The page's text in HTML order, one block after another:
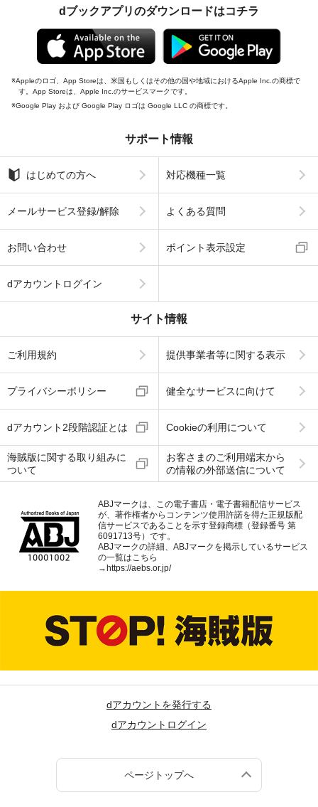
dブックアプリのダウンロードはコチラ
Appleのロゴ、App Storeは、米国もしくはその他の国や地域におけるApple Inc.の商標で
す。App Storeは、Apple Inc.のサービスマークです。
Google Play および Google Play ロゴは Google LLC の商標です。
サポート情報
はじめての方へ 対応機種一覧
メールサービス登録/解除 よくある質問
お問い合わせ ポイント表示設定
dアカウントログイン
サイト情報
ご利用規約 提供事業者等に関する表示
プライバシーポリシー 健全なサービスに向けて
dアカウント2段階認証とは Cookieの利用について
海賊版に関する取り組みに
ついて
お客さまのご利用端末から
の情報の外部送信について
ABJマークは、この電子書店・電子書籍配信サービス
が、著作権者からコンテンツ使用許諾を得た正規版配
信サービスであることを示す登録商標（登録番号 第
6091713号）です。
ABJマークの詳細、ABJマークを掲示しているサービス
の一覧はこちら
→https://aebs.or.jp/
dアカウントを発行する
dアカウントログイン
ページトップへ